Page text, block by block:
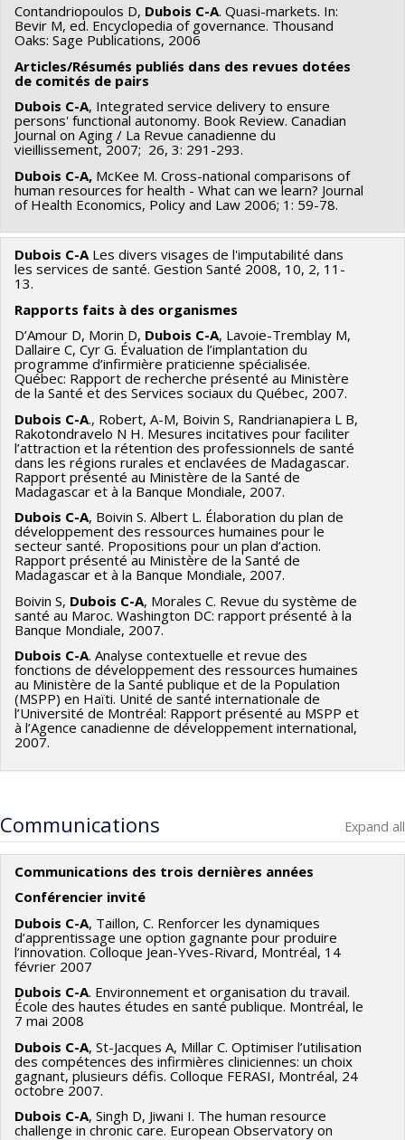
Contandriopoulos D, Dubois C-A. Quasi-markets. In:
Bevir M, ed. Encyclopedia of governance. Thousand
Oaks: Sage Publications, 2006
Articles/Résumés publiés dans des revues dotées
de comités de pairs
Dubois C-A, Integrated service delivery to ensure
persons' functional autonomy. Book Review. Canadian
Journal on Aging / La Revue canadienne du
vieillissement, 2007; 26, 3: 291-293.
Dubois C-A, McKee M. Cross-national comparisons of
human resources for health - What can we learn? Journal
of Health Economics, Policy and Law 2006; 1: 59-78.
Articles publiés dans des revues sans comités de pairs
Dubois C-ALes divers visages de l'imputabilité dans
les services de santé. Gestion Santé 2008, 10, 2, 11-
13.
Rapports faits à des organismes
D’Amour D, Morin D, Dubois C-A, Lavoie-Tremblay M,
Dallaire C, Cyr G. Évaluation de l’implantation du
programme d’infirmière praticienne spécialisée.
Québec: Rapport de recherche présenté au Ministère
de la Santé et des Services sociaux du Québec, 2007.
Dubois C-A., Robert, A-M, Boivin S, Randrianapiera L B,
Rakotondravelo N H. Mesures incitatives pour faciliter
l’attraction et la rétention des professionnels de santé
dans les régions rurales et enclavées de Madagascar.
Rapport présenté au Ministère de la Santé de
Madagascar et à la Banque Mondiale, 2007.
Dubois C-A, Boivin S. Albert L. Élaboration du plan de
développement des ressources humaines pour le
secteur santé. Propositions pour un plan d’action.
Rapport présenté au Ministère de la Santé de
Madagascar et à la Banque Mondiale, 2007.
Boivin S, Dubois C-A, Morales C. Revue du système de
santé au Maroc. Washington DC: rapport présenté à la
Banque Mondiale, 2007.
Dubois C-A. Analyse contextuelle et revue des
fonctions de développement des ressources humaines
au Ministère de la Santé publique et de la Population
(MSPP) en Haïti. Unité de santé internationale de
l’Université de Montréal: Rapport présenté au MSPP et
à l’Agence canadienne de développement international,
2007.
Communications Expand all
Communications des trois dernières années
Conférencier invité
Dubois C-A, Taillon, C. Renforcer les dynamiques
d’apprentissage une option gagnante pour produire
l’innovation. Colloque Jean-Yves-Rivard, Montréal, 14
février 2007
Dubois C-A. Environnement et organisation du travail.
École des hautes études en santé publique. Montréal, le
7 mai 2008
Dubois C-A, St-Jacques A, Millar C. Optimiser l’utilisation
des compétences des infirmières cliniciennes: un choix
gagnant, plusieurs défis. Colloque FERASI, Montréal, 24
octobre 2007.
Dubois C-A, Singh D, Jiwani I. The human resource
challenge in chronic care. European Observatory on